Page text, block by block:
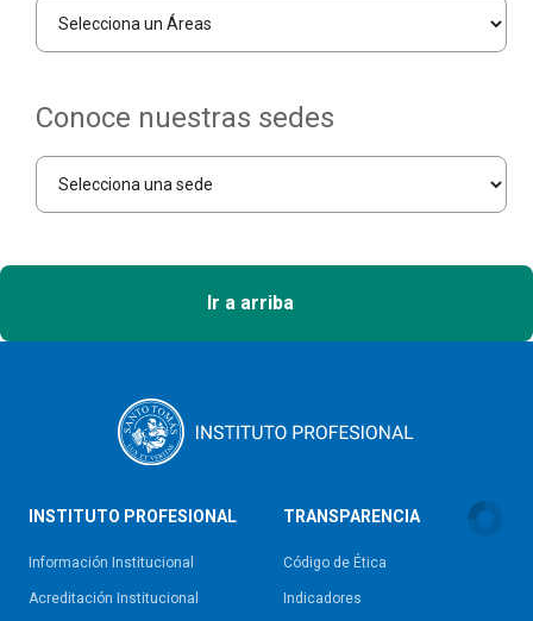
Conoce nuestras sedes
Ir a arriba
INSTITUTO PROFESIONAL
Información Institucional
Acreditación Institucional
TRANSPARENCIA
Código de Ética
Indicadores